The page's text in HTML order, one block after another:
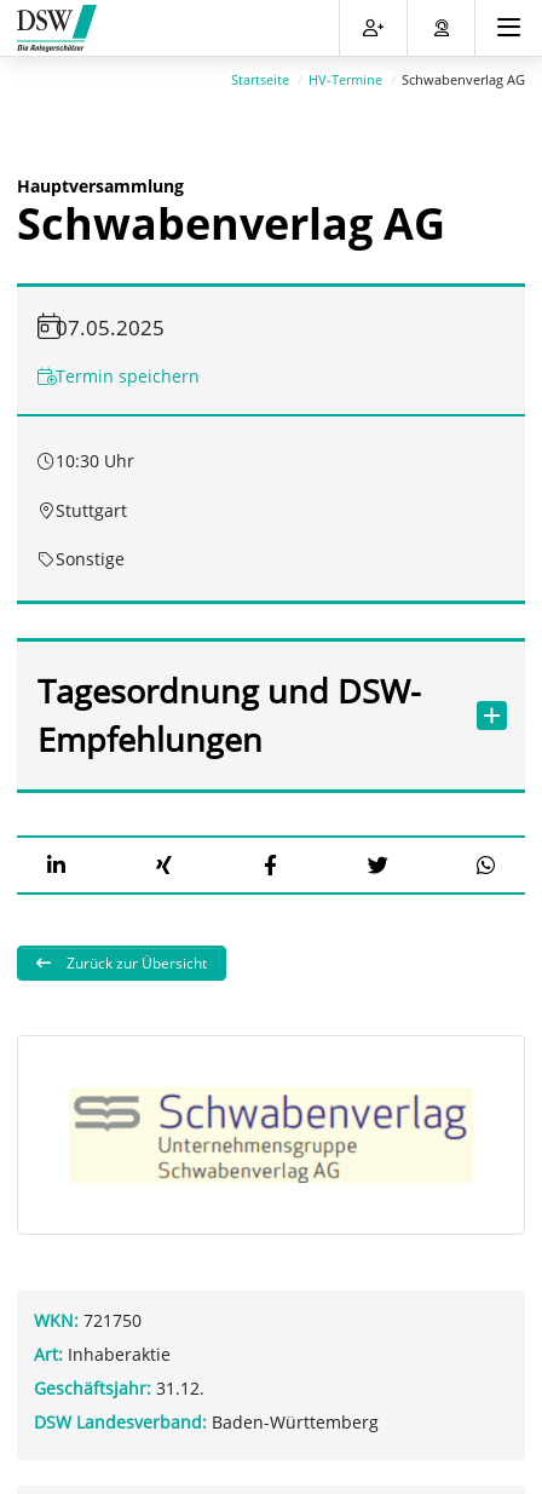
Direkt
zum
Inhalt
Direkt
zum
Hauptmenu
Direkt
zur
Suche
Direkt
zum
Footer
Startseite HV-Termine Schwabenverlag AG
Hauptversammlung
Schwabenverlag AG
07.05.2025
Termin speichern
10:30 Uhr
Stuttgart
Sonstige
Tagesordnung und DSW-
Empfehlungen
Zurück zur Übersicht
WKN: 721750
Art: Inhaberaktie
Geschäftsjahr: 31.12.
DSW Landesverband: Baden-Württemberg